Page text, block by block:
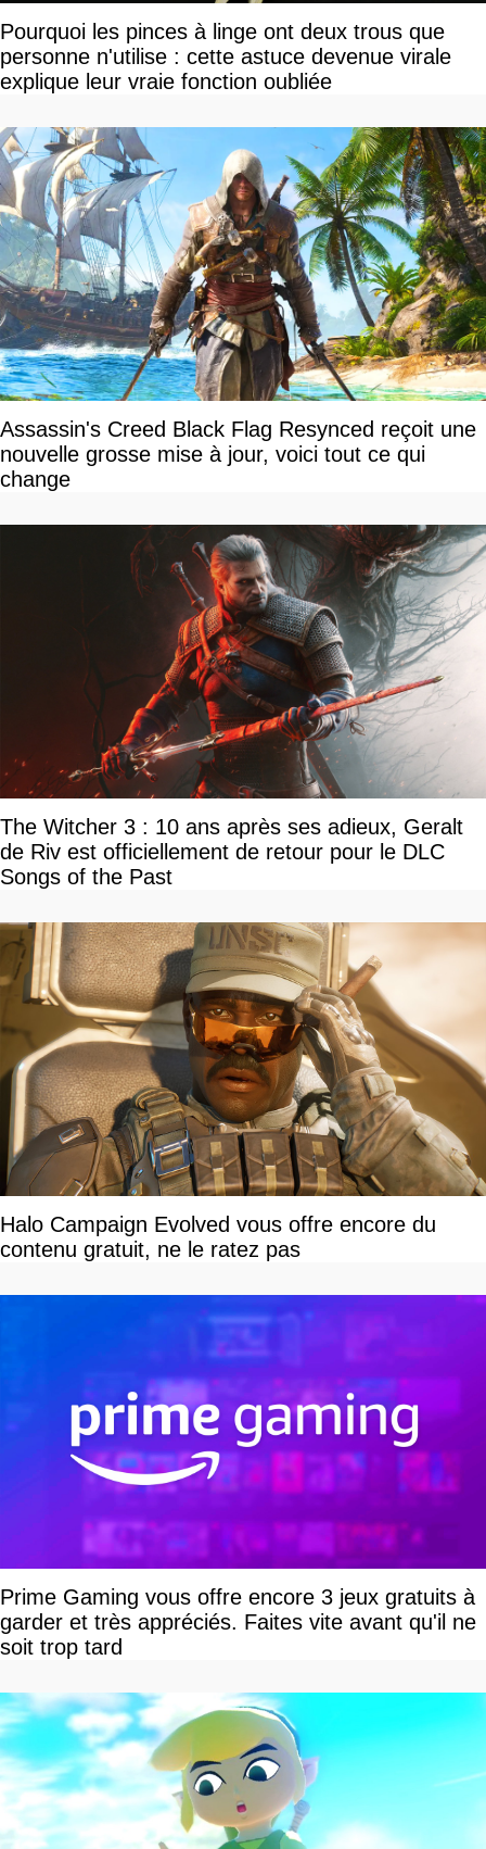
Pourquoi les pinces à linge ont deux trous que
personne n'utilise : cette astuce devenue virale
explique leur vraie fonction oubliée
Assassin's Creed Black Flag Resynced reçoit une
nouvelle grosse mise à jour, voici tout ce qui
change
The Witcher 3 : 10 ans après ses adieux, Geralt
de Riv est officiellement de retour pour le DLC
Songs of the Past
Halo Campaign Evolved vous offre encore du
contenu gratuit, ne le ratez pas
Prime Gaming vous offre encore 3 jeux gratuits à
garder et très appréciés. Faites vite avant qu'il ne
soit trop tard